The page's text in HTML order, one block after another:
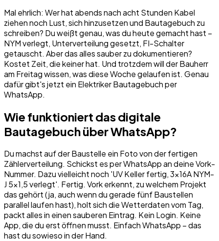
Mal ehrlich: Wer hat abends nach acht Stunden Kabel
ziehen noch Lust, sich hinzusetzen und Bautagebuch zu
schreiben? Du weißt genau, was du heute gemacht hast –
NYM verlegt, Unterverteilung gesetzt, FI-Schalter
getauscht. Aber das alles sauber zu dokumentieren?
Kostet Zeit, die keiner hat. Und trotzdem will der Bauherr
am Freitag wissen, was diese Woche gelaufen ist. Genau
dafür gibt's jetzt ein Elektriker Bautagebuch per
WhatsApp.
Wie funktioniert das digitale
Bautagebuch über WhatsApp?
Du machst auf der Baustelle ein Foto von der fertigen
Zählerverteilung. Schickst es per WhatsApp an deine Vork-
Nummer. Dazu vielleicht noch 'UV Keller fertig, 3x16A NYM-
J 5x1,5 verlegt'. Fertig. Vork erkennt, zu welchem Projekt
das gehört (ja, auch wenn du gerade fünf Baustellen
parallel laufen hast), holt sich die Wetterdaten vom Tag,
packt alles in einen sauberen Eintrag. Kein Login. Keine
App, die du erst öffnen musst. Einfach WhatsApp – das
hast du sowieso in der Hand.